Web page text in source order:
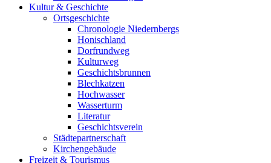
Kultur & Geschichte
Ortsgeschichte
Chronologie Niedernbergs
Honischland
Dorfrundweg
Kulturweg
Geschichtsbrunnen
Blechkatzen
Hochwasser
Wasserturm
Literatur
Geschichtsverein
Städtepartnerschaft
Kirchengebäude
Freizeit & Tourismus